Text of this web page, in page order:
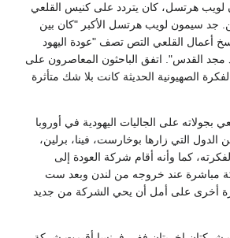
لويب هرتسل، كان يتردد على كنيس القلعي
جد سيمون لويب هرتسل الأكبر "كان بين
أعمال القلعي التص تصف "عودة اليهود
مجد القدس". اتفق الباحثون المعاصرون على
الصهيونية الحديثة كانت بلا شك متأثرة
بدأ القلعي بجولاته على الجاليات اليهودية في أوروبا
الدول التي زارها بوخارست، فينا، برلين،
كما وأنه أقام شركة العودة إلى
مباشرة عند خروجه من لندن وبعد ست
أخرى على أمل أن يحي الشركة من جديد